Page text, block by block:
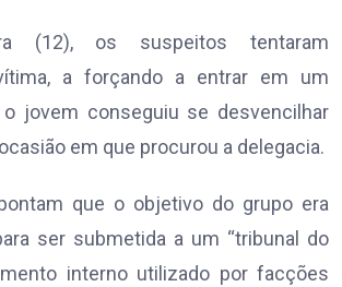
(12), os suspeitos tentaram
a forçando a entrar em um
jovem conseguiu se desvencilhar
em que procurou a delegacia.
que o objetivo do grupo era
ser submetida a um “tribunal do
interno utilizado por facções